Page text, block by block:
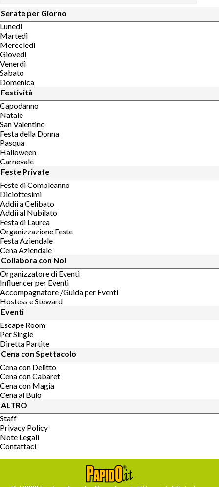
Serate per Giorno
Lunedì
Martedì
Mercoledì
Giovedì
Venerdì
Sabato
Domenica
Festività
Capodanno
Natale
San Valentino
Festa della Donna
Pasqua
Halloween
Carnevale
Feste Private
Feste di Compleanno
Diciottesimi
Addii a Celibato
Addii al Nubilato
Festa di Laurea
Organizzazione Feste
Festa Aziendale
Cena Aziendale
Collabora con Noi
Organizzatore di Eventi
Influencer per Eventi
Accompagnatore /Guida per Eventi
Hostess e Steward
Eventi
Escape Room
Per Single
Diretta Partite
Cena con Spettacolo
Cena con Delitto
Cena con Cabaret
Cena con Magia
Cena al Buio
ALTRO
Staff
Privacy Policy
Note Legali
Contattaci